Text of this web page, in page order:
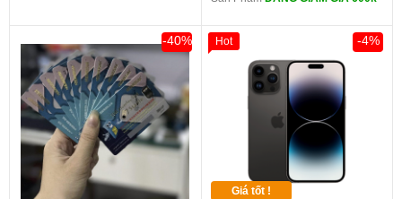
-40%
Giá tốt !
-4%
Hot